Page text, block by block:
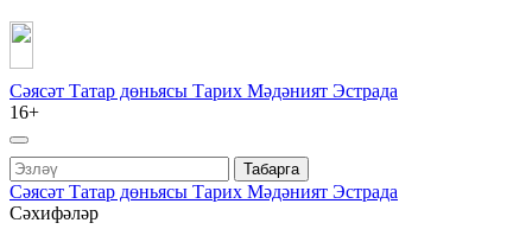
Сәясәт Татар дөньясы Тарих Мәдәният Эстрада
16+
Табарга
Сәясәт Татар дөньясы Тарих Мәдәният Эстрада
Сәхифәләр